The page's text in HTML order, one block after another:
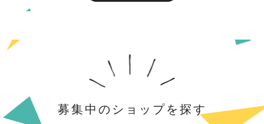
募集中のショップを探す